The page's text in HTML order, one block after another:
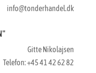
info@tonderhandel.dk
Gitte Nikolajsen
Telefon: +45 41 42 62 82